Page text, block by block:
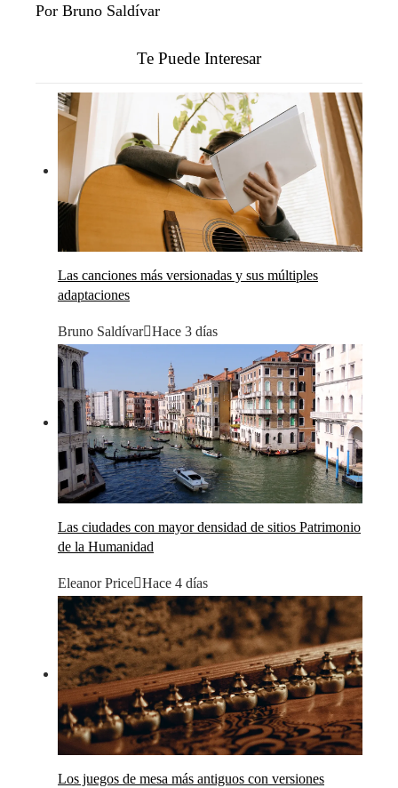
Por Bruno Saldívar
Te Puede Interesar
Las canciones más versionadas y sus múltiples
adaptaciones
Bruno Saldívar Hace 3 días
Las ciudades con mayor densidad de sitios Patrimonio
de la Humanidad
Eleanor Price Hace 4 días
Los juegos de mesa más antiguos con versiones